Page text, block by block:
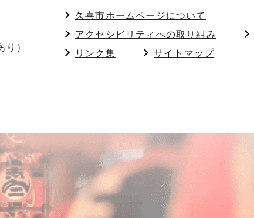
）
久喜市ホームページについて
アクセシビリティへの取り組み
リンク集
サイトマップ